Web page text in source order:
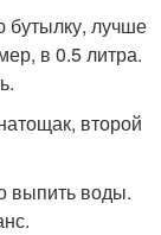
бутылку, лучше
в 0.5 литра.
второй
выпить воды.